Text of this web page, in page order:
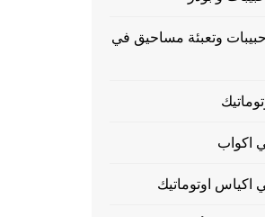
وتعبئة مساحيق في
اكواب
اكياس اوتوماتيك